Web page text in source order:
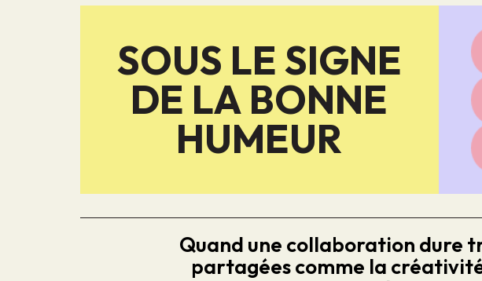
SOUS LE SIGNE
DE LA BONNE
HUMEUR
Quand une collaboration dure
partagées comme la